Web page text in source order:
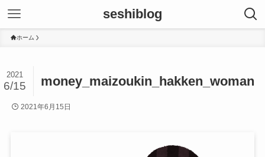
seshiblog
ホーム
money_maizoukin_hakken_woman
2021
6/15
2021年6月15日